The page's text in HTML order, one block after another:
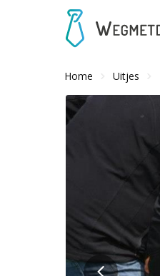
Home Uitjes